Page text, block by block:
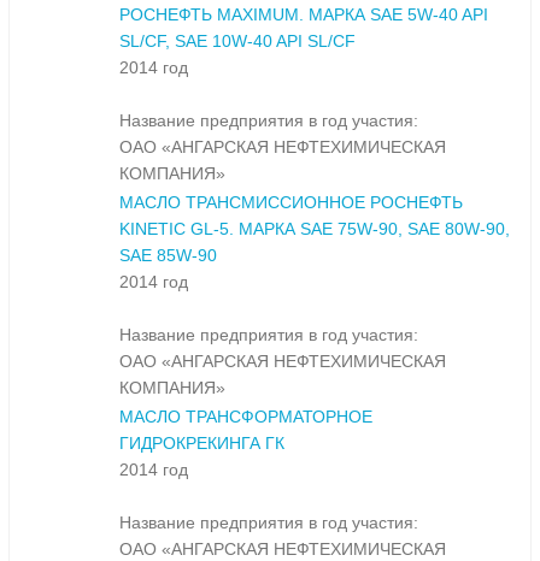
РОСНЕФТЬ MAXIMUM. МАРКА SAE 5W-40 API
SL/CF, SAE 10W-40 API SL/CF
2014 год
Название предприятия в год участия:
ОАО «АНГАРСКАЯ НЕФТЕХИМИЧЕСКАЯ
КОМПАНИЯ»
МАСЛО ТРАНСМИССИОННОЕ РОСНЕФТЬ
KINETIC GL-5. МАРКА SAE 75W-90, SAE 80W-90,
SAE 85W-90
2014 год
Название предприятия в год участия:
ОАО «АНГАРСКАЯ НЕФТЕХИМИЧЕСКАЯ
КОМПАНИЯ»
МАСЛО ТРАНСФОРМАТОРНОЕ
ГИДРОКРЕКИНГА ГК
2014 год
Название предприятия в год участия:
ОАО «АНГАРСКАЯ НЕФТЕХИМИЧЕСКАЯ